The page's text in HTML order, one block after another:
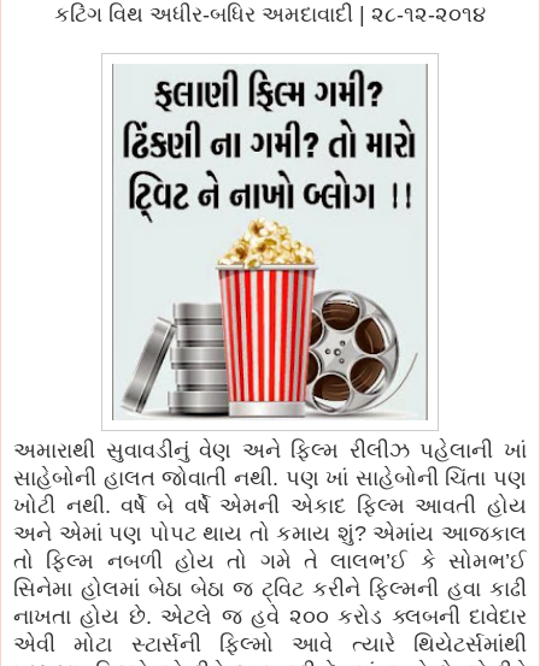
કટિંગ વિથ અધીર-બધિર અમદાવાદી | ૨૮-૧૨-૨૦૧૪
અમારાથી સુવાવડીનું વેણ અને ફિલ્મ રીલીઝ પહેલાની ખાં
સાહેબોની હાલત જોવાતી નથી. પણ ખાં સાહેબોની ચિંતા પણ
ખોટી નથી. વર્ષે બે વર્ષે એમની એકાદ ફિલ્મ આવતી હોય
અને એમાં પણ પોપટ થાય તો કમાય શું? એમાંય આજકાલ
તો ફિલ્મ નબળી હોય તો ગમે તે લાલભ’ઈ કે સોમભ’ઈ
સિનેમા હોલમાં બેઠા બેઠા જ ટ્વિટ કરીને ફિલ્મની હવા કાઢી
નાખતા હોય છે. એટલે જ હવે ૨૦૦ કરોડ ક્લબની દાવેદાર
એવી મોટા સ્ટાર્સની ફિલ્મો આવે ત્યારે થિયેટર્સમાંથી